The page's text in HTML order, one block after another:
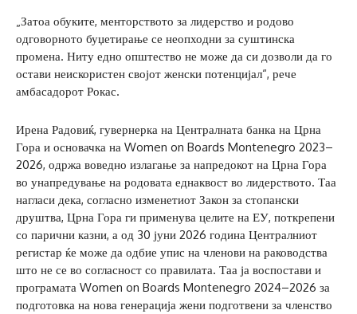
„Затоа обуките, менторството за лидерство и родово
одговорното буџетирање се неопходни за суштинска
промена. Ниту едно општество не може да си дозволи да го
остави неискористен својот женски потенцијал“, рече
амбасадорот Рокас.
Ирена Радовиќ, гувернерка на Централната банка на Црна
Гора и основачка на Women on Boards Montenegro 2023–
2026, одржа воведно излагање за напредокот на Црна Гора
во унапредување на родовата еднаквост во лидерството. Таа
нагласи дека, согласно изменетиот Закон за стопански
друштва, Црна Гора ги применува целите на ЕУ, поткрепени
со парични казни, а од 30 јуни 2026 година Централниот
регистар ќе може да одбие упис на членови на раководства
што не се во согласност со правилата. Таа ја воспостави и
програмата Women on Boards Montenegro 2024–2026 за
подготовка на нова генерација жени подготвени за членство